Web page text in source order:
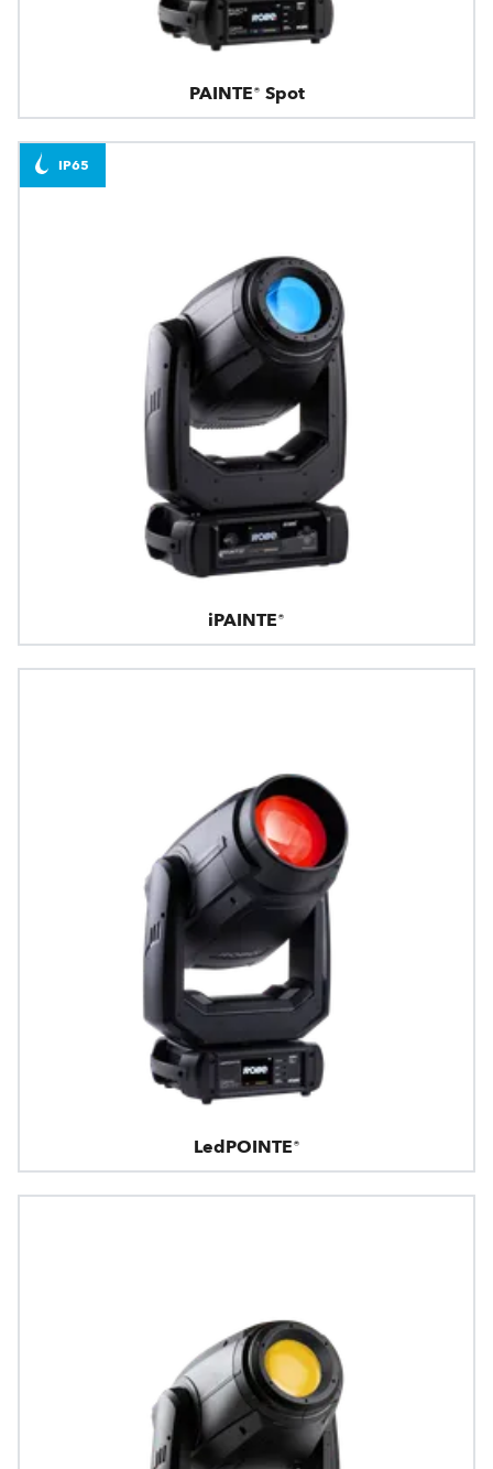
PAINTE® Spot
iPAINTE®
IP65
LedPOINTE®